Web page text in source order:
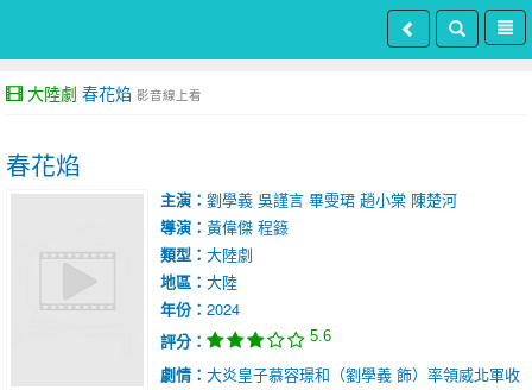
大陸劇 春花焰 影音線上看
春花焰
主演： 劉學義 吳謹言 畢雯珺 趙小棠 陳楚河
導演： 黃偉傑 程籙
類型： 大陸劇
地區： 大陸
年份： 2024
評分：
5.6
劇情： 大炎皇子慕容璟和（劉學義 飾）率領威北軍收